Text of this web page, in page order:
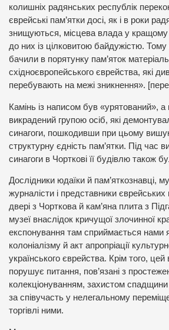
колишніх радянських республік
єврейські пам’ятки досі, як і в роки
знищуються, місцева влада у кращому
до них із цілковитою байдужістю.
бачили в порятунку пам’яток
східноєвропейського єврейства, які
перебувають на межі зникнення».
Камінь із написом був «урятований», а
викрадений групою осіб, які
синагоги, пошкодивши при цьому
структурну єдність пам’ятки. Під час
синагоги в Чорткові її будівлю також
Дослідники юдаїки й пам’яткознавці,
журналісти і представники
двері з Чорткова й кам’яна плита з
музеї внаслідок кричущої злочинної
експонування там сприймається нами
колоніалізму й акт апропріації
українського єврейства. Крім того,
порушує питання, пов’язані з
колекціонуванням, захистом спадщини
за співучасть у нелегальному
торгівлі ними.